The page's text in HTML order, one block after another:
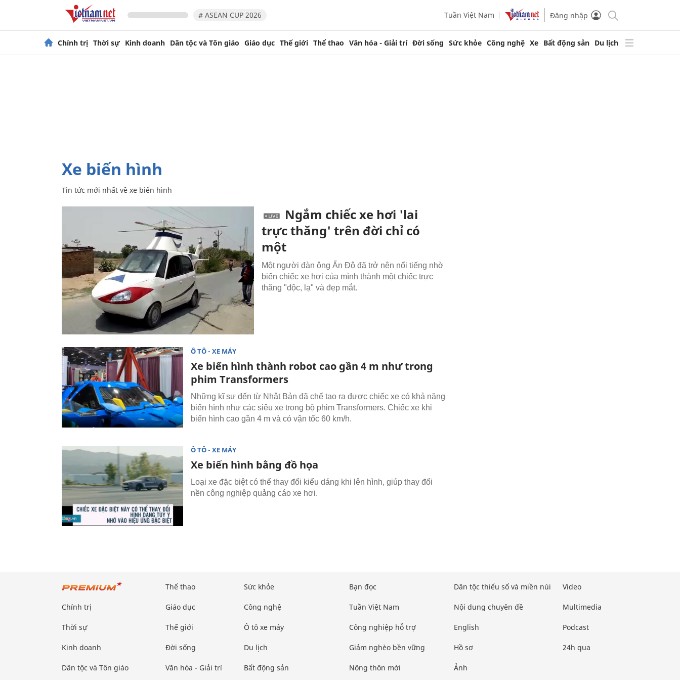
# ASEAN CUP 2026 Tuần Việt Nam Đăng nhập
Chính trị Thời sự Kinh doanh Dân tộc và Tôn giáo Giáo dục Thế giới Thể thao Văn hóa - Giải trí Đời sống Sức khỏe Công nghệ Xe Bất động sản Du lịch
xe biến hình
Tin tức mới nhất về xe biến hình
Ngắm chiếc xe hơi 'lai
trực thăng' trên đời chỉ có
một
Một người đàn ông Ấn Độ đã trở nên nổi tiếng nhờ
biến chiếc xe hơi của mình thành một chiếc trực
thăng "độc, lạ" và đẹp mắt.
Ô TÔ - XE MÁY
Xe biến hình thành robot cao gần 4 m như trong
phim Transformers
Những kĩ sư đến từ Nhật Bản đã chế tạo ra được chiếc xe có khả năng
biến hình như các siêu xe trong bộ phim Transformers. Chiếc xe khi
biến hình cao gần 4 m và có vận tốc 60 km/h.
Ô TÔ - XE MÁY
Xe biến hình bằng đồ họa
Loại xe đặc biệt có thể thay đổi kiểu dáng khi lên hình, giúp thay đổi
nền công nghiệp quảng cáo xe hơi.
Chính trị
Thời sự
Kinh doanh
Dân tộc và Tôn giáo
Thể thao
Giáo dục
Thế giới
Đời sống
Văn hóa - Giải trí
Sức khỏe
Công nghệ
Ô tô xe máy
Du lịch
Bất động sản
Bạn đọc
Tuần Việt Nam
Công nghiệp hỗ trợ
Giảm nghèo bền vững
Nông thôn mới
Dân tộc thiểu số và miền núi
Nội dung chuyên đề
English
Hồ sơ
Ảnh
Video
Multimedia
Podcast
24h qua